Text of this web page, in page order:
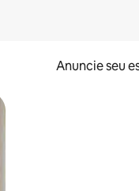
Anuncie seu